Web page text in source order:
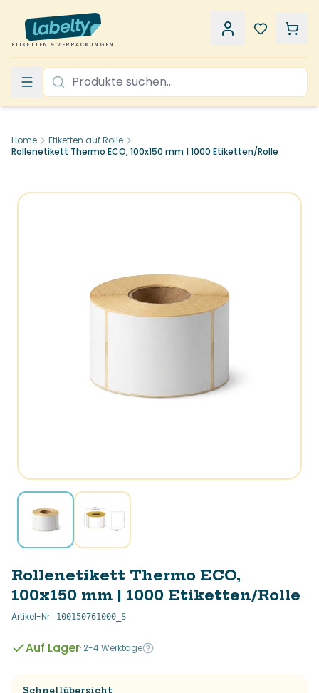
ETIKETTEN & VERPACKUNGEN
Home
Etiketten auf Rolle
Rollenetikett Thermo ECO, 100x150 mm | 1000 Etiketten/Rolle
Rollenetikett Thermo ECO,
100x150 mm | 1000 Etiketten/Rolle
Artikel-Nr.: 100150761000_S
Auf Lager· 2-4 Werktage
Schnellübersicht